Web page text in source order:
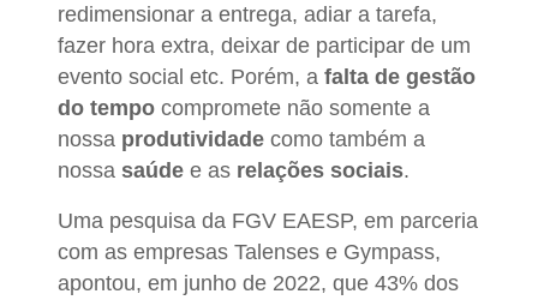
redimensionar a entrega, adiar a tarefa,
fazer hora extra, deixar de participar de um
evento social etc. Porém, a falta de gestão
do tempo compromete não somente a
nossa produtividade como também a
nossa saúde e as relações sociais.
Uma pesquisa da FGV EAESP, em parceria
com as empresas Talenses e Gympass,
apontou, em junho de 2022, que 43% dos